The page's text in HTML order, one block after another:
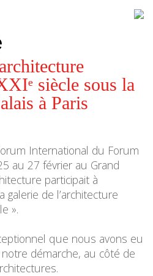
siècle sous la
à Paris
International du Forum
au 27 février au Grand
participait à
galerie de l’architecture
».
que nous avons eu
démarche, au côté de